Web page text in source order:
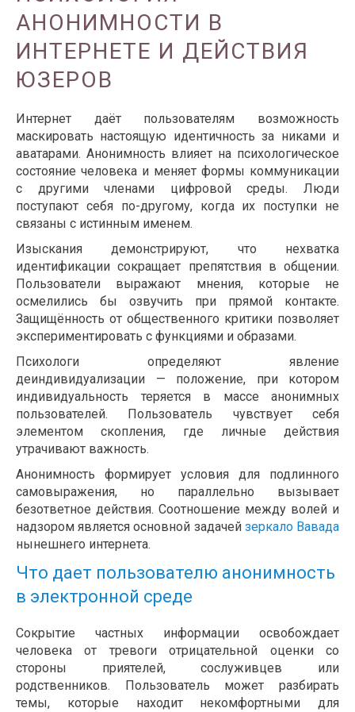
АНОНИМНОСТИ В
ИНТЕРНЕТЕ И ДЕЙСТВИЯ
ЮЗЕРОВ
Интернет даёт пользователям возможность
маскировать настоящую идентичность за никами и
аватарами. Анонимность влияет на психологическое
состояние человека и меняет формы коммуникации
с другими членами цифровой среды. Люди
поступают себя по-другому, когда их поступки не
связаны с истинным именем.
Изыскания демонстрируют, что нехватка
идентификации сокращает препятствия в общении.
Пользователи выражают мнения, которые не
осмелились бы озвучить при прямой контакте.
Защищённость от общественного критики позволяет
экспериментировать с функциями и образами.
Психологи определяют явление
деиндивидуализации — положение, при котором
индивидуальность теряется в массе анонимных
пользователей. Пользователь чувствует себя
элементом скопления, где личные действия
утрачивают важность.
Анонимность формирует условия для подлинного
самовыражения, но параллельно вызывает
безответное действия. Соотношение между волей и
надзором является основной задачей зеркало Вавада
нынешнего интернета.
Что дает пользователю анонимность
в электронной среде
Сокрытие частных информации освобождает
человека от тревоги отрицательной оценки со
стороны приятелей, сослуживцев или
родственников. Пользователь может разбирать
темы, которые находит некомфортными для